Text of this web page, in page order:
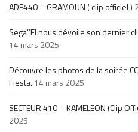
ADE440 – GRAMOUN ( clip officiel )
Sega’’El nous dévoile son dernier
14 mars 2025
Découvre les photos de la soirée
Fiesta. 14 mars 2025
SECTEUR 410 – KAMELEON (Clip
2025